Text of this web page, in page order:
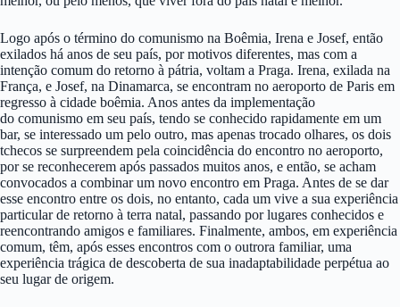
Logo após o término do comunismo na Boêmia, Irena e Josef, então
exilados há anos de seu país, por motivos diferentes, mas com a
intenção comum do retorno à pátria, voltam a Praga. Irena, exilada na
França, e Josef, na Dinamarca, se encontram no aeroporto de Paris em
regresso à cidade boêmia. Anos antes da implementação
do comunismo em seu país, tendo se conhecido rapidamente em um
bar, se interessado um pelo outro, mas apenas trocado olhares, os dois
tchecos se surpreendem pela coincidência do encontro no aeroporto,
por se reconhecerem após passados muitos anos, e então, se acham
convocados a combinar um novo encontro em Praga. Antes de se dar
esse encontro entre os dois, no entanto, cada um vive a sua experiência
particular de retorno à terra natal, passando por lugares conhecidos e
reencontrando amigos e familiares. Finalmente, ambos, em experiência
comum, têm, após esses encontros com o outrora familiar, uma
experiência trágica de descoberta de sua inadaptabilidade perpétua ao
seu lugar de origem.